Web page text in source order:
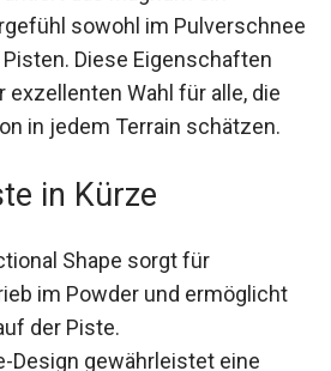
sowohl im
auf harten Pisten. Diese
es zu einer exzellenten
und Präzision in jedem
in Kürze
Shape sorgt für
im Powder und ermöglicht
der Piste.